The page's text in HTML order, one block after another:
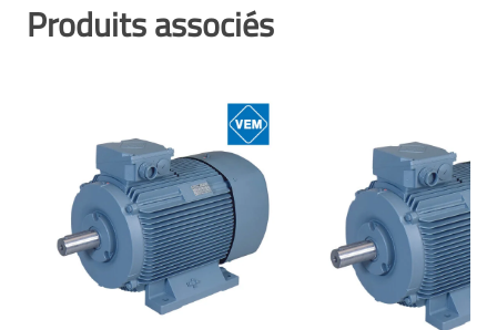
Produits associés